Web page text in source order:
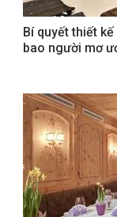
Bí quyết thiết
bao người mơ